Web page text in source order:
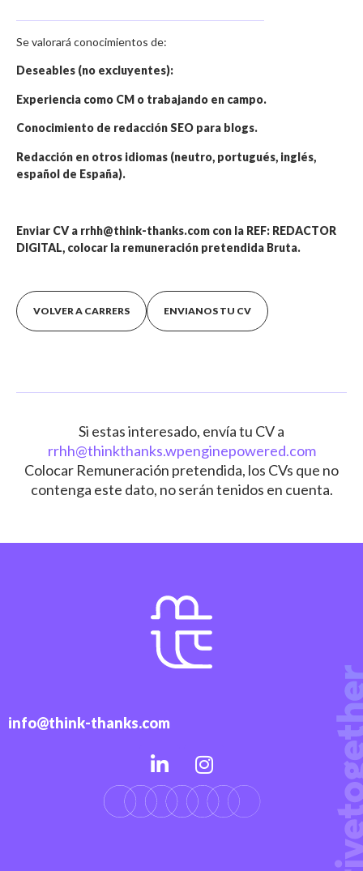
Se valorará conocimientos de:
Deseables (no excluyentes):
Experiencia como CM o trabajando en campo.
Conocimiento de redacción SEO para blogs.
Redacción en otros idiomas (neutro, portugués, inglés,
español de España).
Enviar CV a rrhh@think-thanks.com con la REF: REDACTOR
DIGITAL, colocar la remuneración pretendida Bruta.
VOLVER A CARRERS ENVIANOS TU CV
Si estas interesado, envía tu CV a
rrhh@thinkthanks.wpenginepowered.com
Colocar Remuneración pretendida, los CVs que no
contenga este dato, no serán tenidos en cuenta.
info@think-thanks.com